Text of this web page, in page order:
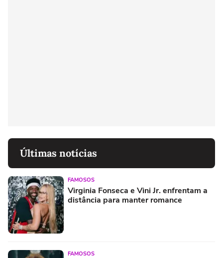
Últimas notícias
FAMOSOS
Virginia Fonseca e Vini Jr. enfrentam a
distância para manter romance
FAMOSOS